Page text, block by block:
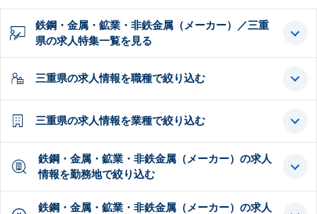
鉄鋼・金属・鉱業・非鉄金属（メーカー）／三重
県の求人特集一覧を見る
三重県の求人情報を職種で絞り込む
三重県の求人情報を業種で絞り込む
鉄鋼・金属・鉱業・非鉄金属（メーカー）の求人
情報を勤務地で絞り込む
鉄鋼・金属・鉱業・非鉄金属（メーカー）の求人